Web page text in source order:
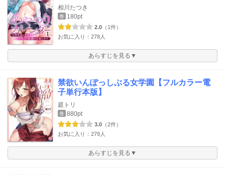
相川たつき
巻 180pt
2.0 （1件）
お気に入り：278人
あらすじを見る▼
禁欲いんぽっしぶる女学園【フルカラー電
子単行本版】
庭トリ
巻 880pt
3.0 （2件）
お気に入り：279人
あらすじを見る▼